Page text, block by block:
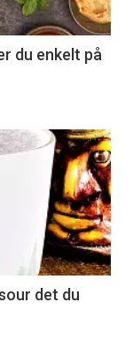
du enkelt på
det du